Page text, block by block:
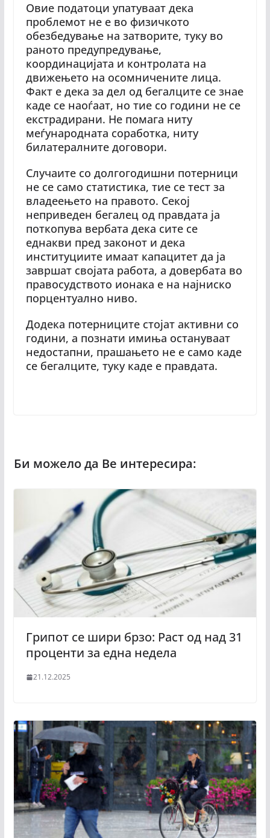
Овие податоци упатуваат дека
проблемот не е во физичкото
обезбедување на затворите, туку во
раното предупредување,
координацијата и контролата на
движењето на осомничените лица.
Факт е дека за дел од бегалците се знае
каде се наоѓаат, но тие со години не се
екстрадирани. Не помага ниту
меѓународната соработка, ниту
билатералните договори.
Случаите со долгогодишни потерници
не се само статистика, тие се тест за
владеењето на правото. Секој
неприведен бегалец од правдата ја
поткопува вербата дека сите се
еднакви пред законот и дека
институциите имаат капацитет да ја
завршат својата работа, а довербата во
правосудството ионака е на најниско
порцентуално ниво.
Додека потерниците стојат активни со
години, а познати имиња остануваат
недостапни, прашањето не е само каде
се бегалците, туку каде е правдата.
Грипот се шири брзо: Раст од над 31
проценти за една недела
21.12.2025